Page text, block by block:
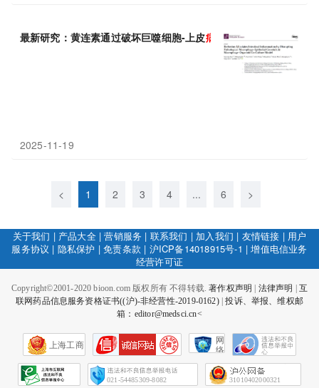
最新研究：黄连素通过破坏巨噬细胞-上皮病理性串扰，在共培养
2025-11-19
< 1 2 3 4 ... 6 >
关于我们 | 产品大全|营销服务 | 联系我们 | 加入我们 | 友情链接 | 用户
服务协议 | 隐私保护 |免责条款 | 沪ICP备14018915号-1 |增值电信业务
经营许可证
Copyright©2001-2020 bioon.com 版权所有 不得转载.著作权声明 法律声明
互
联网药品信息服务资格证书((沪)-非经营性-2019-0162)|投诉、举报、维权邮
箱：editor@medsci.cn<
上海工商
网
络
会
征
021-54485309-8082 31010402000321